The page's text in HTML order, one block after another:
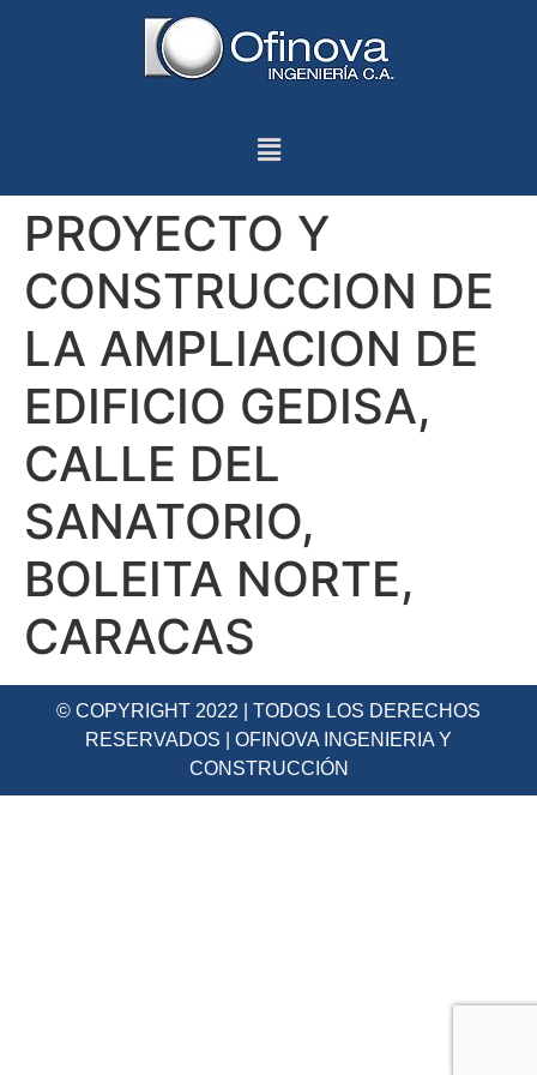
PROYECTO Y
CONSTRUCCION DE
LA AMPLIACION DE
EDIFICIO GEDISA,
CALLE DEL
SANATORIO,
BOLEITA NORTE,
CARACAS
© COPYRIGHT 2022 | TODOS LOS DERECHOS
RESERVADOS | OFINOVA INGENIERIA Y
CONSTRUCCIÓN